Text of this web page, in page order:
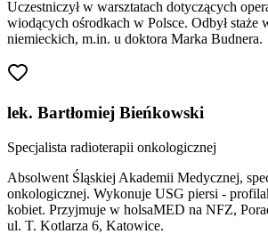
Uczestniczył w warsztatach dotyczących
wiodących ośrodkach w Polsce. Odbył staże
niemieckich, m.in. u doktora Marka Budnera.
lek. Bartłomiej Bieńkowski
Specjalista radioterapii onkologicznej
Absolwent Śląskiej Akademii Medycznej,
onkologicznej. Wykonuje USG piersi -
kobiet. Przyjmuje w holsaMED na NFZ,
ul. T. Kotlarza 6, Katowice.